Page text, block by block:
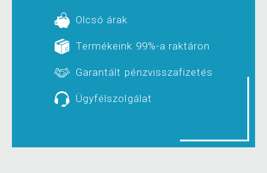
Olcsó árak
Termékeink 99%-a raktáron
Garantált pénzvisszafizetés
Ügyfélszolgálat